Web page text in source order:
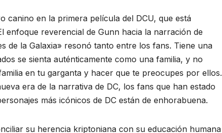
canino en la primera película del DCU, que está
enfoque reverencial de Gunn hacia la narración de
de la Galaxia» resonó tanto entre los fans. Tiene una
se sienta auténticamente como una familia, y no
en tu garganta y hacer que te preocupes por ellos.
era de la narrativa de DC, los fans que han estado
más icónicos de DC están de enhorabuena.
su herencia kriptoniana con su educación humana